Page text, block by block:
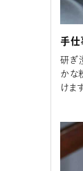
手仕
研ぎ
かな
けま